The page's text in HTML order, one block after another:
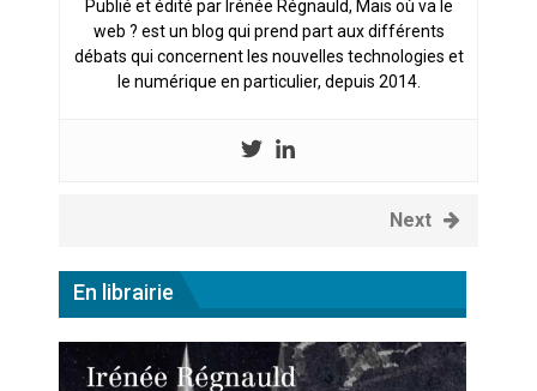
Publié et édité par Irénée Régnauld, Mais où va le
web ? est un blog qui prend part aux différents
débats qui concernent les nouvelles technologies et
le numérique en particulier, depuis 2014.
Next
En librairie